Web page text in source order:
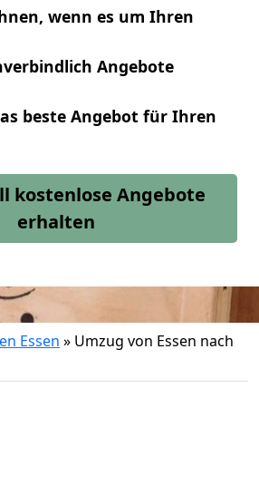
wenn es um Ihren
Angebote
beste Angebot für Ihren
kostenlose Angebote
erhalten
Essen » Umzug von Essen nach